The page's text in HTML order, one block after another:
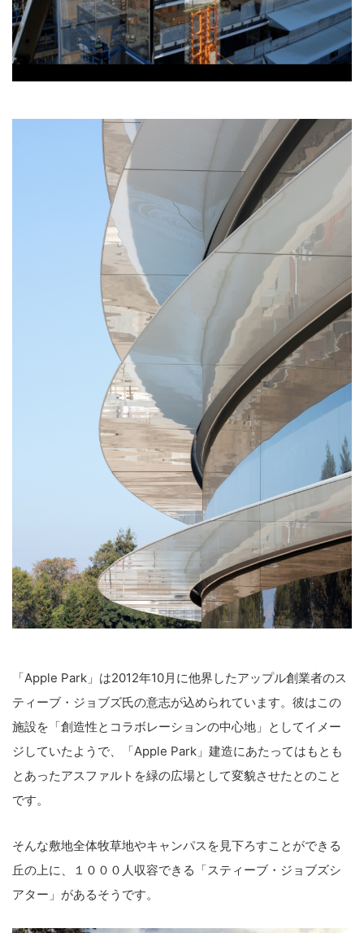
「Apple Park」は2012年10月に他界したアップル創業者のス
ティーブ・ジョブズ氏の意志が込められています。彼はこの
施設を「創造性とコラボレーションの中心地」としてイメー
ジしていたようで、「Apple Park」建造にあたってはもとも
とあったアスファルトを緑の広場として変貌させたとのこと
です。
そんな敷地全体牧草地やキャンパスを見下ろすことができる
丘の上に、１０００人収容できる「スティーブ・ジョブズシ
アター」があるそうです。